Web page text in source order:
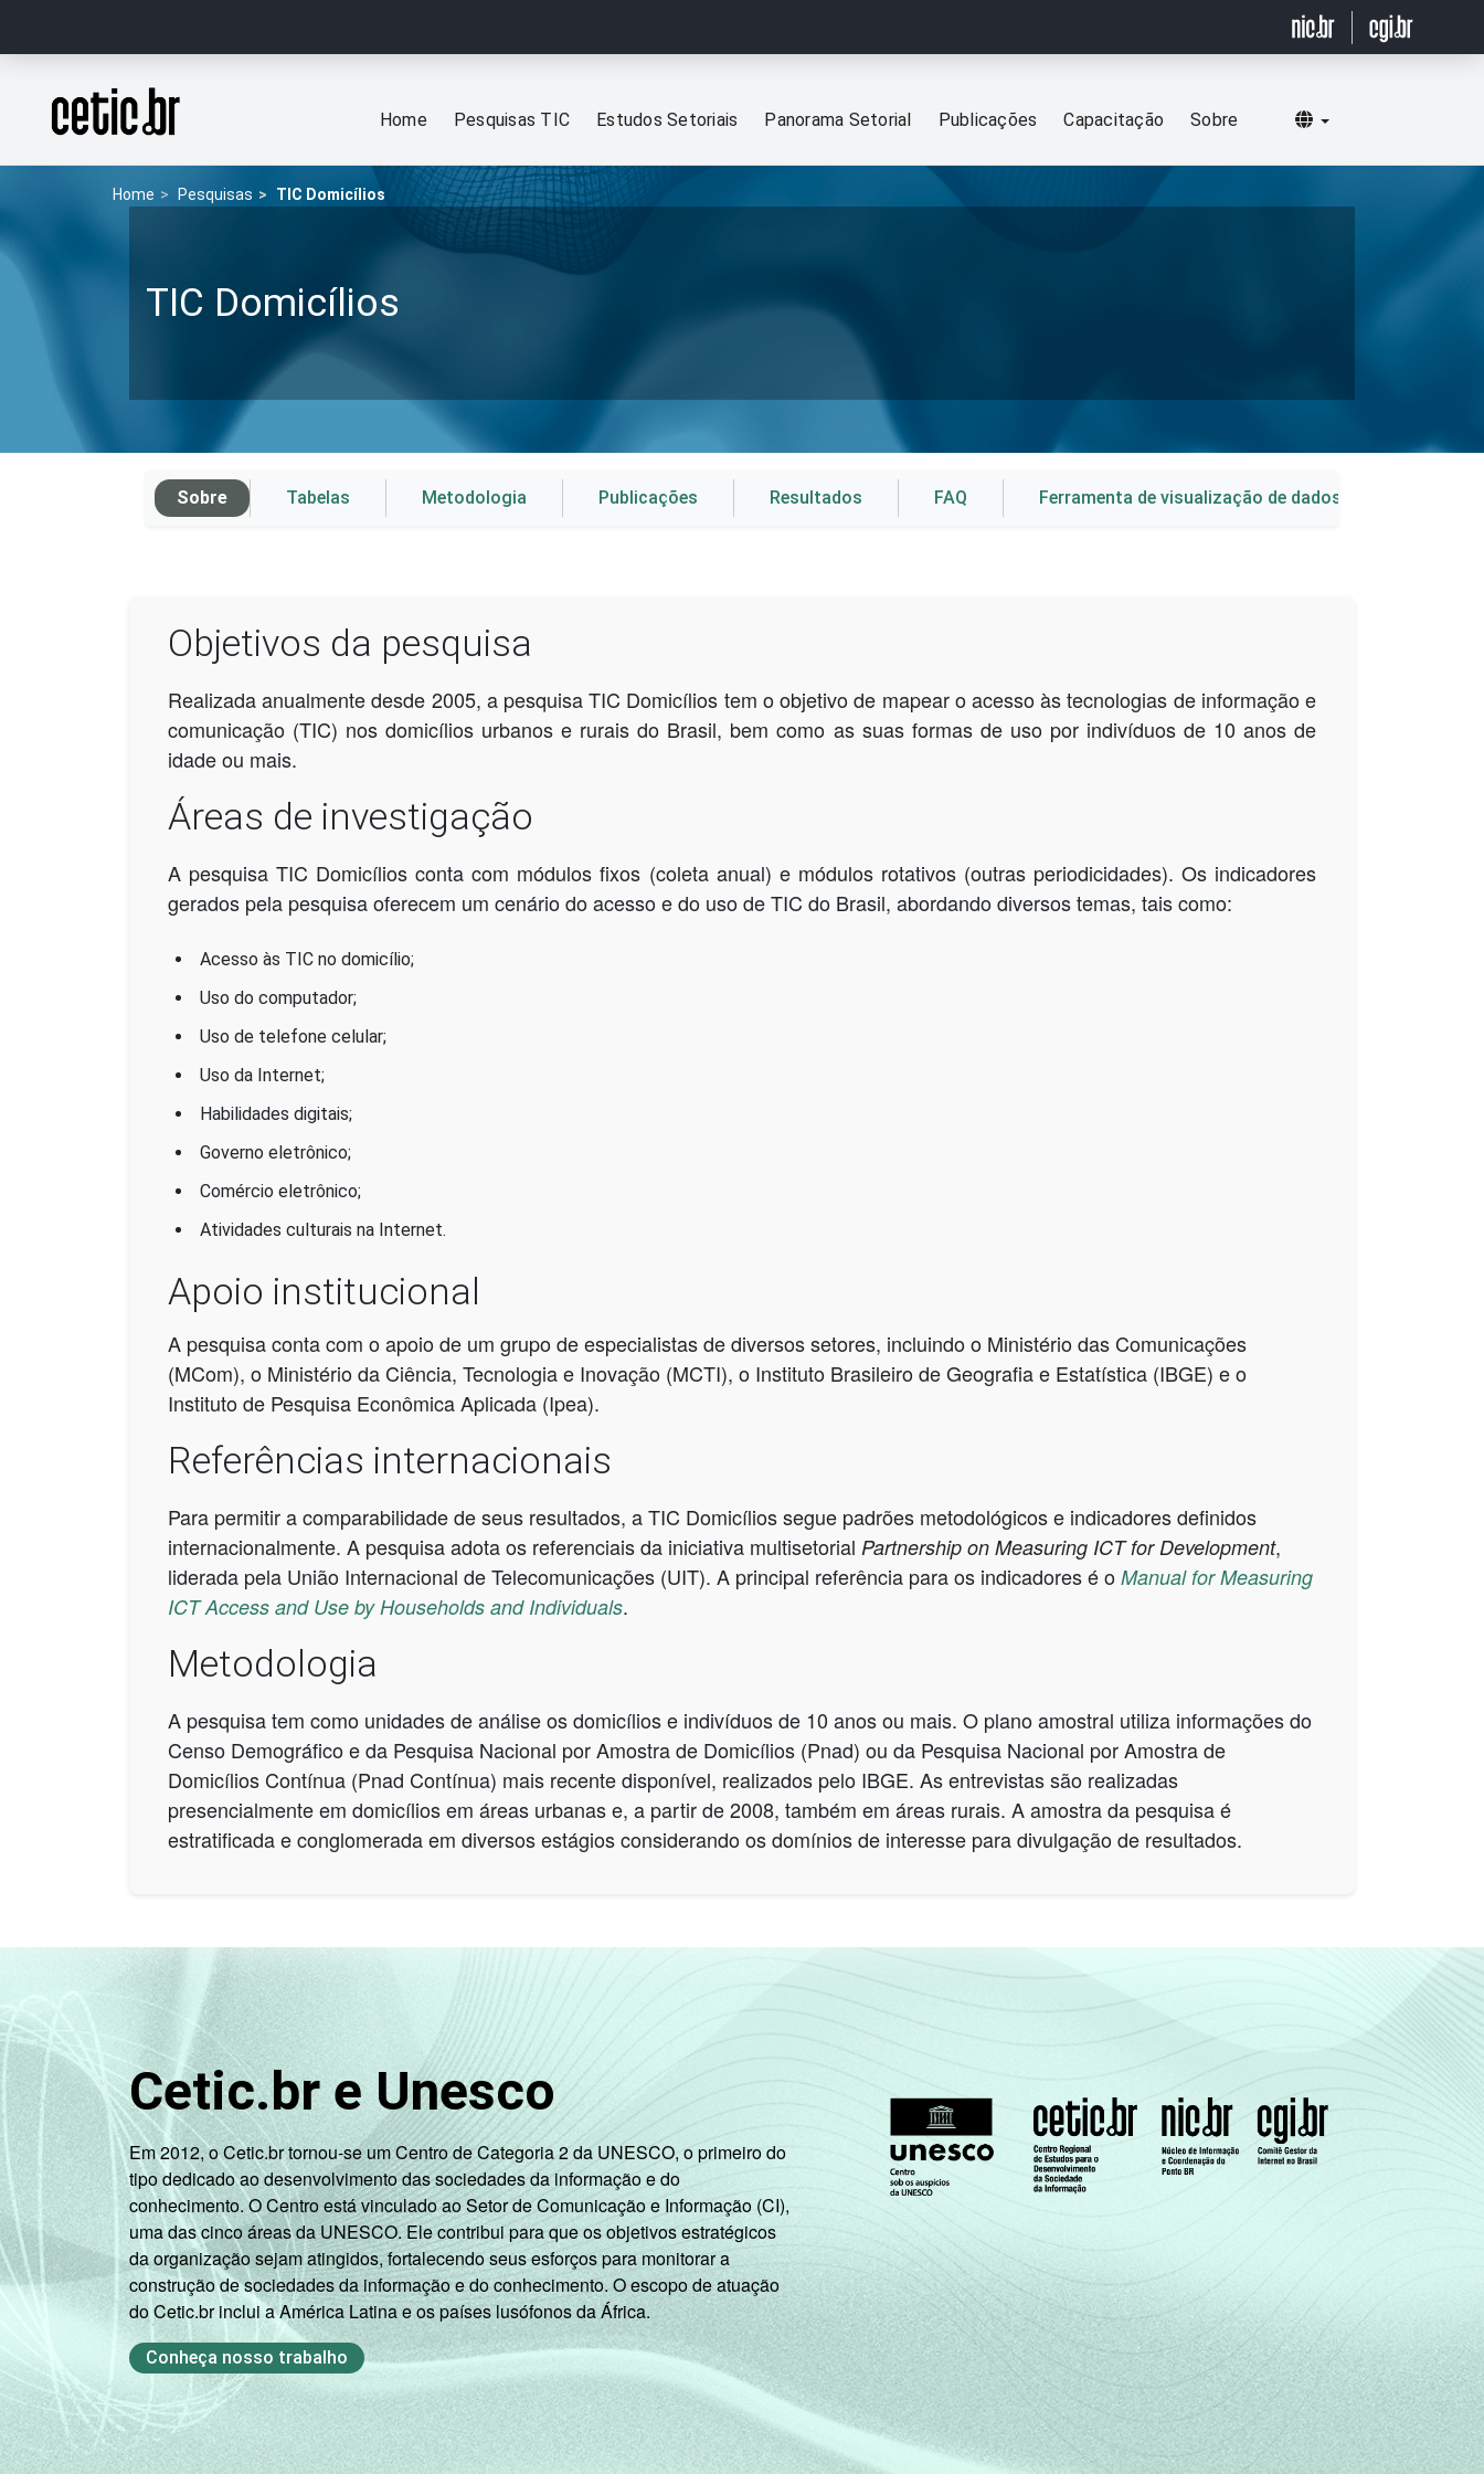
Página inicial
Home Pesquisas TIC Estudos Setoriais Panorama Setorial Publicações Capacitação Sobre Selecionar idioma
Home Pesquisas TIC Domicílios
TIC Domicílios
Sobre Tabelas Metodologia Publicações Resultados FAQ Ferramenta de visualização de dados
Objetivos da pesquisa
Realizada anualmente desde 2005, a pesquisa TIC Domicílios tem o objetivo de mapear o acesso às tecnologias de informação e
comunicação (TIC) nos domicílios urbanos e rurais do Brasil, bem como as suas formas de uso por indivíduos de 10 anos de
idade ou mais.
Áreas de investigação
A pesquisa TIC Domicílios conta com módulos fixos (coleta anual) e módulos rotativos (outras periodicidades). Os indicadores
gerados pela pesquisa oferecem um cenário do acesso e do uso de TIC do Brasil, abordando diversos temas, tais como:
Acesso às TIC no domicílio;
Uso do computador;
Uso de telefone celular;
Uso da Internet;
Habilidades digitais;
Governo eletrônico;
Comércio eletrônico;
Atividades culturais na Internet.
Apoio institucional
A pesquisa conta com o apoio de um grupo de especialistas de diversos setores, incluindo o Ministério das Comunicações
(MCom), o Ministério da Ciência, Tecnologia e Inovação (MCTI), o Instituto Brasileiro de Geografia e Estatística (IBGE) e o
Instituto de Pesquisa Econômica Aplicada (Ipea).
Referências internacionais
Para permitir a comparabilidade de seus resultados, a TIC Domicílios segue padrões metodológicos e indicadores definidos
internacionalmente. A pesquisa adota os referenciais da iniciativa multisetorial Partnership on Measuring ICT for Development,
liderada pela União Internacional de Telecomunicações (UIT). A principal referência para os indicadores é o Manual for Measuring
ICT Access and Use by Households and Individuals.
Metodologia
A pesquisa tem como unidades de análise os domicílios e indivíduos de 10 anos ou mais. O plano amostral utiliza informações do
Censo Demográfico e da Pesquisa Nacional por Amostra de Domicílios (Pnad) ou da Pesquisa Nacional por Amostra de
Domicílios Contínua (Pnad Contínua) mais recente disponível, realizados pelo IBGE. As entrevistas são realizadas
presencialmente em domicílios em áreas urbanas e, a partir de 2008, também em áreas rurais. A amostra da pesquisa é
estratificada e conglomerada em diversos estágios considerando os domínios de interesse para divulgação de resultados.
Cetic.br e Unesco
Em 2012, o Cetic.br tornou-se um Centro de Categoria 2 da UNESCO, o primeiro do
tipo dedicado ao desenvolvimento das sociedades da informação e do
conhecimento. O Centro está vinculado ao Setor de Comunicação e Informação (CI),
uma das cinco áreas da UNESCO. Ele contribui para que os objetivos estratégicos
da organização sejam atingidos, fortalecendo seus esforços para monitorar a
construção de sociedades da informação e do conhecimento. O escopo de atuação
do Cetic.br inclui a América Latina e os países lusófonos da África.
Conheça nosso trabalho